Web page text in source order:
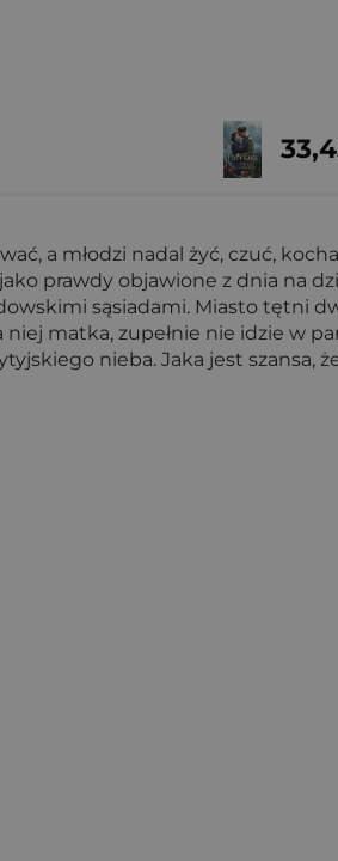
a młodzi nadal żyć, czuć,
prawdy objawione z dnia na
sąsiadami. Miasto tętni
matka, zupełnie nie idzie w
nieba. Jaka jest szansa,